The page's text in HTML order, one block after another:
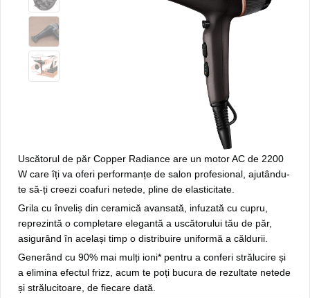
Uscătorul de păr Copper Radiance are un motor AC de 2200
W care îți va oferi performanțe de salon profesional, ajutându-
te să-ți creezi coafuri netede, pline de elasticitate.
Grila cu înveliș din ceramică avansată, infuzată cu cupru,
reprezintă o completare elegantă a uscătorului tău de păr,
asigurând în același timp o distribuire uniformă a căldurii.
Generând cu 90% mai mulți ioni* pentru a conferi strălucire și
a elimina efectul frizz, acum te poți bucura de rezultate netede
și strălucitoare, de fiecare dată.